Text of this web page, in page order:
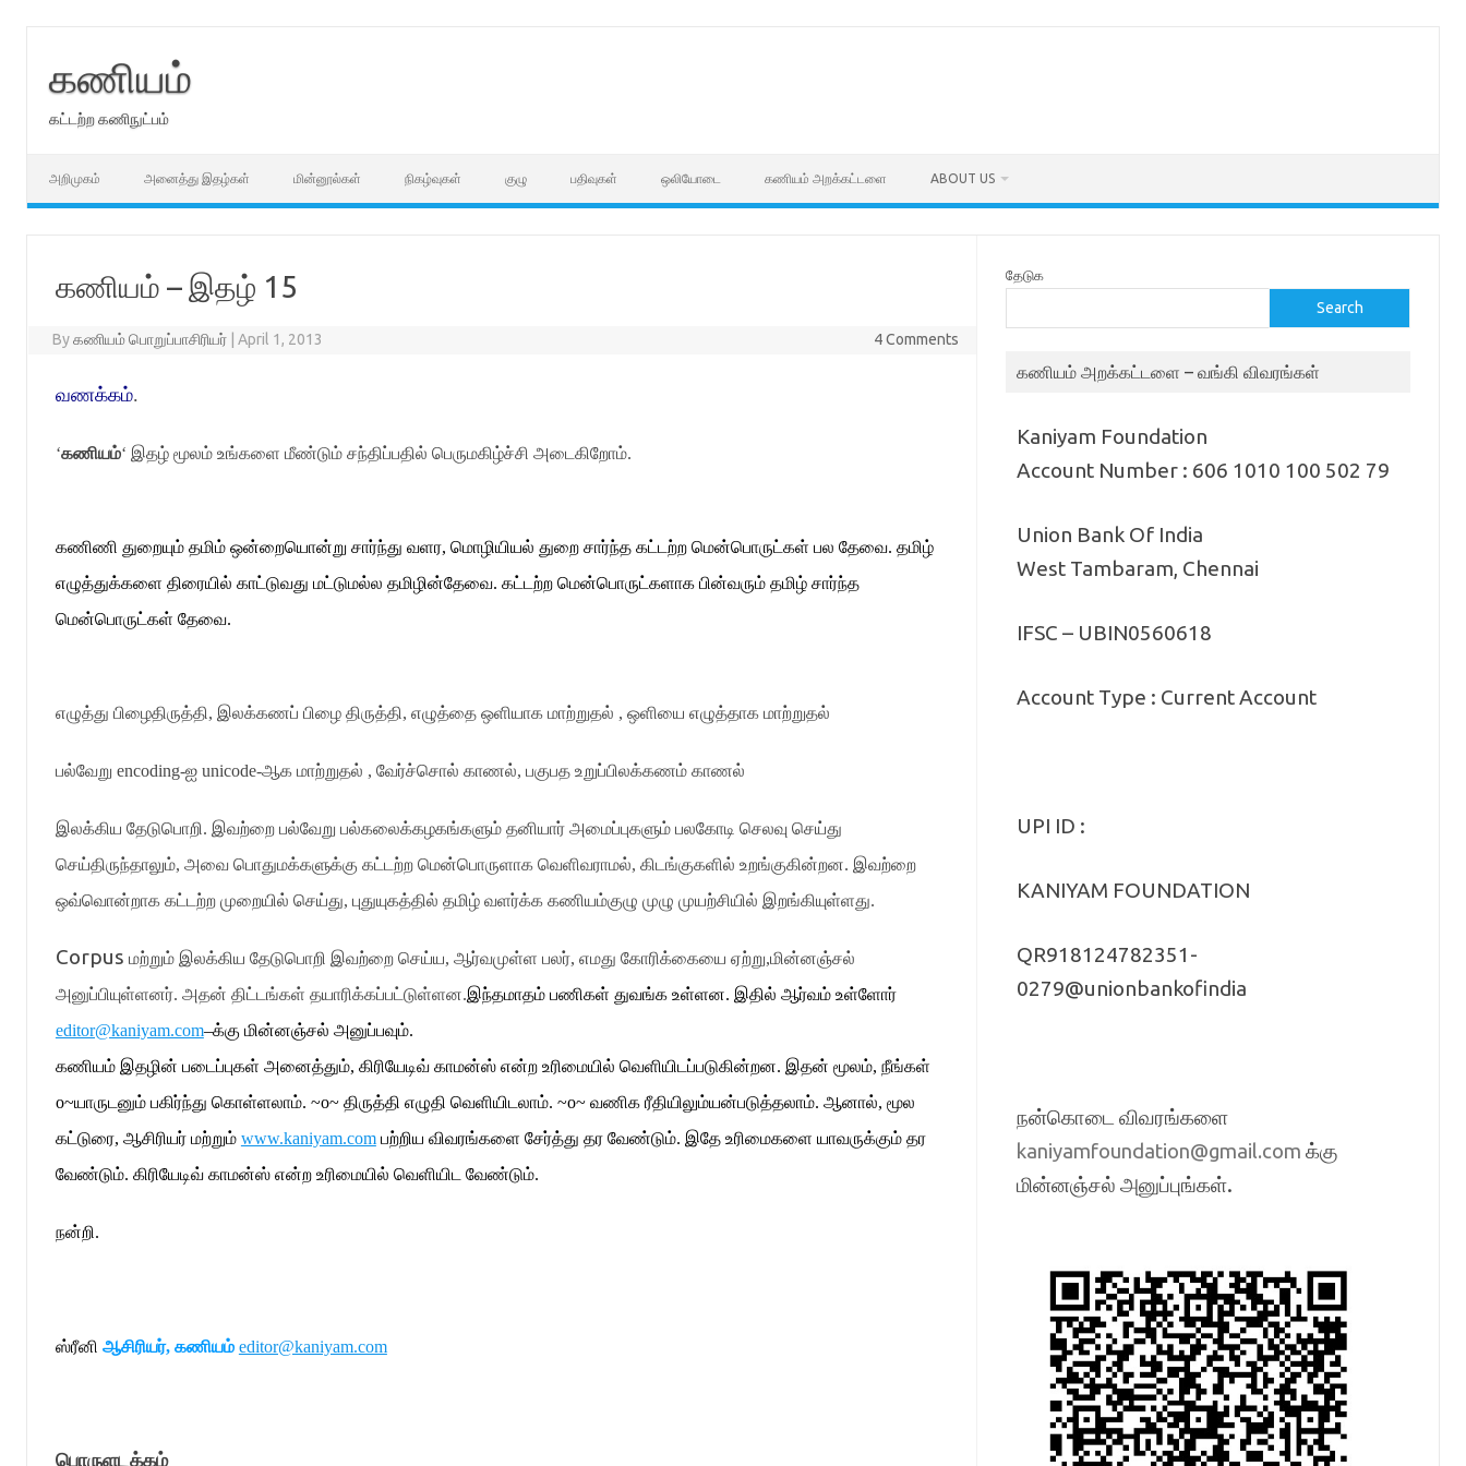
கணியம்
கட்டற்ற கணிநுட்பம்
அறிமுகம் அனைத்து இதழ்கள் மின்னூல்கள் நிகழ்வுகள் குழு பதிவுகள் ஒலியோடை கணியம் அறக்கட்டளை ABOUT US
கணியம் – இதழ் 15
Byகணியம் பொறுப்பாசிரியர் April 1, 2013 4 Comments
வணக்கம்.
‘கணியம்‘ இதழ் மூலம் உங்களை மீண்டும் சந்திப்பதில் பெருமகிழ்ச்சி அடைகிறோம்.
கணிணி துறையும் தமிம் ஒன்றையொன்று சார்ந்து வளர, மொழியியல் துறை சார்ந்த கட்டற்ற மென்பொருட்கள் பல தேவை. தமிழ்
எழுத்துக்களை திரையில் காட்டுவது மட்டுமல்ல தமிழின்தேவை. கட்டற்ற மென்பொருட்களாக பின்வரும் தமிழ் சார்ந்த
மென்பொருட்கள் தேவை.
எழுத்து பிழைதிருத்தி, இலக்கணப் பிழை திருத்தி, எழுத்தை ஒளியாக மாற்றுதல் , ஒளியை எழுத்தாக மாற்றுதல்
பல்வேறு encoding-ஐ unicode-ஆக மாற்றுதல் , வேர்ச்சொல் காணல், பகுபத உறுப்பிலக்கணம் காணல்
இலக்கிய தேடுபொறி. இவற்றை பல்வேறு பல்கலைக்கழகங்களும் தனியார் அமைப்புகளும் பலகோடி செலவு செய்து
செய்திருந்தாலும், அவை பொதுமக்களுக்கு கட்டற்ற மென்பொருளாக வெளிவராமல், கிடங்குகளில் உறங்குகின்றன. இவற்றை
ஒவ்வொன்றாக கட்டற்ற முறையில் செய்து, புதுயுகத்தில் தமிழ் வளர்க்க கணியம்குழு முழு முயற்சியில் இறங்கியுள்ளது.
Corpus மற்றும் இலக்கிய தேடுபொறி இவற்றை செய்ய, ஆர்வமுள்ள பலர், எமது கோரிக்கையை ஏற்று,மின்னஞ்சல்
அனுப்பியுள்ளனர். அதன் திட்டங்கள் தயாரிக்கப்பட்டுள்ளன.இந்தமாதம் பணிகள் துவங்க உள்ளன. இதில் ஆர்வம் உள்ளோர்
editor@kaniyam.com–க்கு மின்னஞ்சல் அனுப்பவும்.
கணியம் இதழின் படைப்புகள் அனைத்தும், கிரியேடிவ் காமன்ஸ் என்ற உரிமையில் வெளியிடப்படுகின்றன. இதன் மூலம், நீங்கள்
o~யாருடனும் பகிர்ந்து கொள்ளலாம். ~o~ திருத்தி எழுதி வெளியிடலாம். ~o~ வணிக ரீதியிலும்யன்படுத்தலாம். ஆனால், மூல
கட்டுரை, ஆசிரியர் மற்றும் www.kaniyam.com பற்றிய விவரங்களை சேர்த்து தர வேண்டும். இதே உரிமைகளை யாவருக்கும் தர
வேண்டும். கிரியேடிவ் காமன்ஸ் என்ற உரிமையில் வெளியிட வேண்டும்.
நன்றி.
ஸ்ரீனி ஆசிரியர், கணியம் editor@kaniyam.com
பொருளடக்கம்
தேடுக
Search
கணியம் அறக்கட்டளை – வங்கி விவரங்கள்
Kaniyam Foundation
Account Number : 606 1010 100 502 79
Union Bank Of India
West Tambaram, Chennai
IFSC – UBIN0560618
Account Type : Current Account
UPI ID :
KANIYAM FOUNDATION
QR918124782351-
0279@unionbankofindia
நன்கொடை விவரங்களை
kaniyamfoundation@gmail.com க்கு
மின்னஞ்சல் அனுப்புங்கள்.